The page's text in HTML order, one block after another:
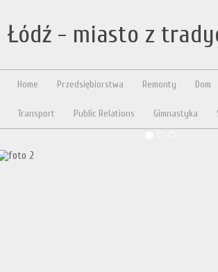
Łódź - miasto z
Home Przedsiębiorstwa Remonty Dom
Transport Public Relations Gimnastyka